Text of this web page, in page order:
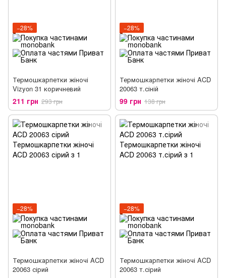
−28%
Термошкарпетки жіночі
Vizyon 31 коричневий
211 грн 293 грн
−28%
Термошкарпетки жіночі ACD
20063 т.сіній
99 грн 138 грн
−28%
Термошкарпетки жіночі ACD
20063 сірий
−28%
Термошкарпетки жіночі ACD
20063 т.сірий